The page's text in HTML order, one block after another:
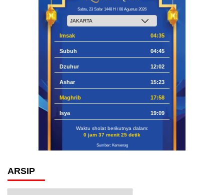
Sabtu, 23 Safar 1448 H / 08 Agustus 2026
Imsak 04:35
Subuh 04:45
Dzuhur 12:02
Ashar 15:23
Maghrib 17:58
Isya 19:09
Waktu sholat berikutnya dalam:
0 jam 37 menit 24 detik
Sumber: Kemenag
ARSIP